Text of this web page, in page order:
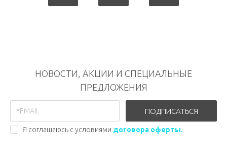
НОВОСТИ, АКЦИИ И СПЕЦИАЛЬНЫЕ
ПРЕДЛОЖЕНИЯ
ПОДПИСАТЬСЯ
Я соглашаюсь с условиями договора оферты.